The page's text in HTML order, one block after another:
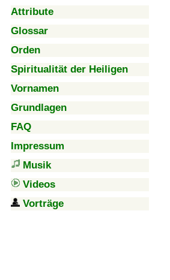
Attribute
Glossar
Orden
Spiritualität der Heiligen
Vornamen
Grundlagen
FAQ
Impressum
Musik
Videos
Vorträge